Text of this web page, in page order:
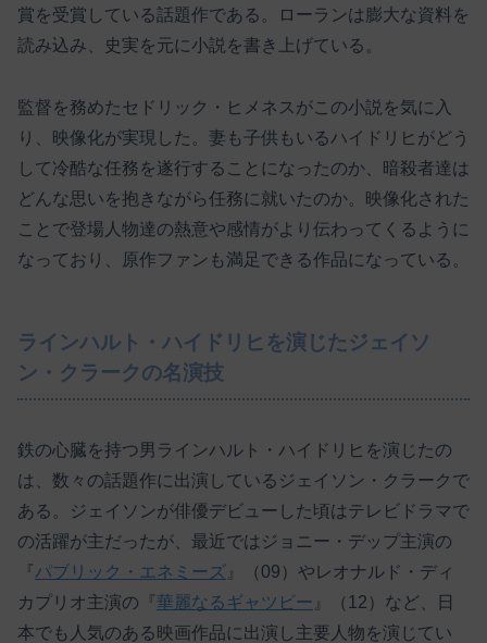
賞を受賞している話題作である。ローランは膨大な資料を
読み込み、史実を元に小説を書き上げている。
監督を務めたセドリック・ヒメネスがこの小説を気に入
り、映像化が実現した。妻も子供もいるハイドリヒがどう
して冷酷な任務を遂行することになったのか、暗殺者達は
どんな思いを抱きながら任務に就いたのか。映像化された
ことで登場人物達の熱意や感情がより伝わってくるように
なっており、原作ファンも満足できる作品になっている。
ラインハルト・ハイドリヒを演じたジェイソ
ン・クラークの名演技
鉄の心臓を持つ男ラインハルト・ハイドリヒを演じたの
は、数々の話題作に出演しているジェイソン・クラークで
ある。ジェイソンが俳優デビューした頃はテレビドラマで
の活躍が主だったが、最近ではジョニー・デップ主演の
『パブリック・エネミーズ 』（09）やレオナルド・ディ
カプリオ主演の『華麗なるギャツビー 』（12）など、日
本でも人気のある映画作品に出演し主要人物を演じてい